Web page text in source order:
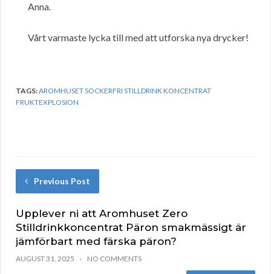
Anna.
Vårt varmaste lycka till med att utforska nya drycker!
TAGS:AROMHUSET SOCKERFRI STILLDRINK KONCENTRAT
FRUKTEXPLOSION
Previous Post
Upplever ni att Aromhuset Zero
Stilldrinkkoncentrat Päron smakmässigt är
jämförbart med färska päron?
AUGUST 31, 2025 NO COMMENTS